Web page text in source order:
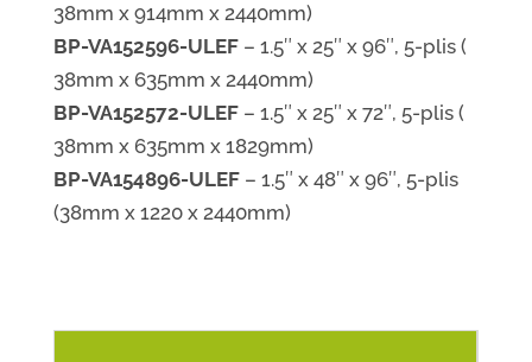
38mm x 914mm x 2440mm)
BP-VA152596-ULEF– 1.5″ x 25″ x 96″, 5-plis (​
38mm x 635mm x 2440mm)
BP-VA152572-ULEF– 1.5″ x 25″ x 72″, 5-plis (​
38mm x 635mm x 1829mm)
BP-VA154896-ULEF – 1.5″ x 48″ x 96″, 5-plis
(38mm x 1220 x 2440mm)